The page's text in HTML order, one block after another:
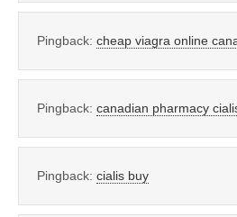
Pingback: cheap viagra online
Pingback: canadian pharmacy
Pingback: cialis buy